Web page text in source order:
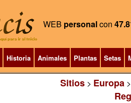
WEB personalcon
Historia Animales Plantas Setas
Sitios> Europa